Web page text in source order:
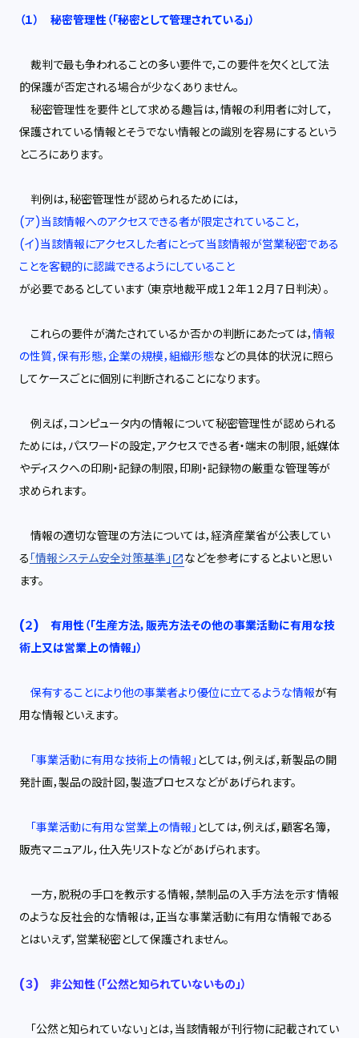
（１） 秘密管理性（「秘密として管理されている」）
裁判で最も争われることの多い要件で，この要件を欠くとして法
的保護が否定される場合が少なくありません。
秘密管理性を要件として求める趣旨は，情報の利用者に対して，
保護されている情報とそうでない情報との識別を容易にするという
ところにあります。
判例は，秘密管理性が認められるためには，
(ア)当該情報へのアクセスできる者が限定されていること，
(イ)当該情報にアクセスした者にとって当該情報が営業秘密である
ことを客観的に認識できるようにしていること
が必要であるとしています（東京地裁平成１２年１２月７日判決）。
これらの要件が満たされているか否かの判断にあたっては，情報
の性質，保有形態，企業の規模，組織形態などの具体的状況に照ら
してケースごとに個別に判断されることになります。
例えば，コンピュータ内の情報について秘密管理性が認められる
ためには，パスワードの設定，アクセスできる者・端末の制限，紙媒体
やディスクへの印刷・記録の制限，印刷・記録物の厳重な管理等が
求められます。
情報の適切な管理の方法については，経済産業省が公表してい
る 「情報システム安全対策基準」
などを参考にするとよいと思い
ます。
(２) 有用性（「生産方法，販売方法その他の事業活動に有用な技
術上又は営業上の情報」）
保有することにより他の事業者より優位に立てるような情報が有
用な情報といえます。
「事業活動に有用な技術上の情報」 としては，例えば，新製品の開
発計画，製品の設計図，製造プロセスなどがあげられます。
「事業活動に有用な営業上の情報」 としては，例えば，顧客名簿，
販売マニュアル，仕入先リストなどがあげられます。
一方，脱税の手口を教示する情報，禁制品の入手方法を示す情報
のような反社会的な情報は，正当な事業活動に有用な情報である
とはいえず，営業秘密として保護されません。
(３) 非公知性（「公然と知られていないもの」）
「公然と知られていない」とは，当該情報が刊行物に記載されてい